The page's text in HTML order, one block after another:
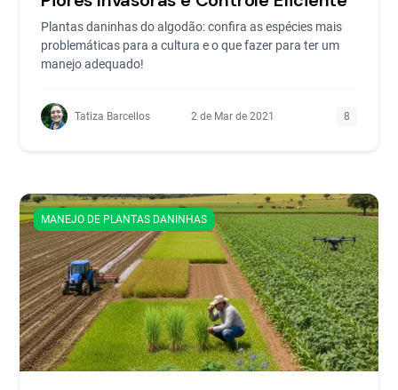
Plantas daninhas do algodão: confira as espécies mais
problemáticas para a cultura e o que fazer para ter um
manejo adequado!
Tatiza Barcellos 2 de Mar de 2021 8
MANEJO DE PLANTAS DANINHAS